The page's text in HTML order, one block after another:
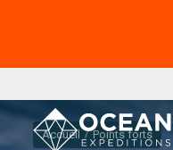
Accueil Points forts